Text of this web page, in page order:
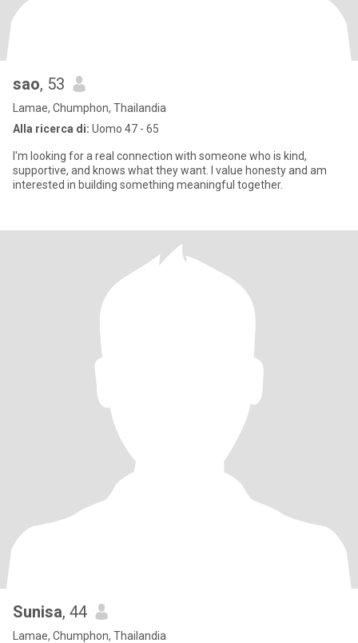
sao, 53
Lamae, Chumphon, Thailandia
Alla ricerca di: Uomo 47 - 65
I'm looking for a real connection with someone who is kind,
supportive, and knows what they want. I value honesty and am
interested in building something meaningful together.
Sunisa, 44
Lamae, Chumphon, Thailandia